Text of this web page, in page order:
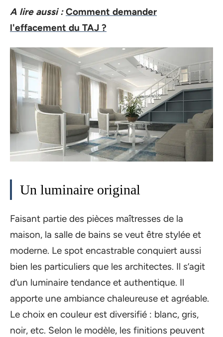
A lire aussi : Comment demander
l'effacement du TAJ ?
Un luminaire original
Faisant partie des pièces maîtresses de la
maison, la salle de bains se veut être stylée et
moderne. Le spot encastrable conquiert aussi
bien les particuliers que les architectes. Il s’agit
d’un luminaire tendance et authentique. Il
apporte une ambiance chaleureuse et agréable.
Le choix en couleur est diversifié : blanc, gris,
noir, etc. Selon le modèle, les finitions peuvent